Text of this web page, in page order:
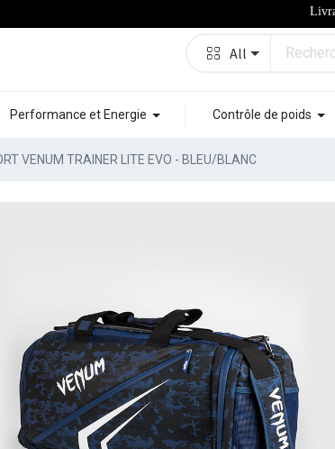
All
Performance et Energie Contrôle de poids
VENUM TRAINER LITE EVO - BLEU/BLANC